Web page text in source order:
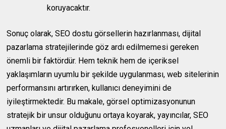
koruyacaktır.
Sonuç olarak, SEO dostu görsellerin hazırlanması, dijital
pazarlama stratejilerinde göz ardı edilmemesi gereken
önemli bir faktördür. Hem teknik hem de içeriksel
yaklaşımların uyumlu bir şekilde uygulanması, web sitelerinin
performansını artırırken, kullanıcı deneyimini de
iyileştirmektedir. Bu makale, görsel optimizasyonunun
stratejik bir unsur olduğunu ortaya koyarak, yayıncılar, SEO